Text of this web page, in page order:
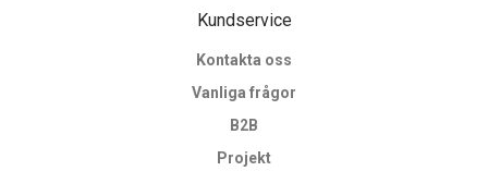
Kundservice
Kontakta oss
Vanliga frågor
B2B
Projekt